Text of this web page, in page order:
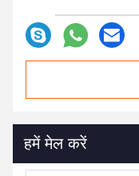
हमें मेल करें